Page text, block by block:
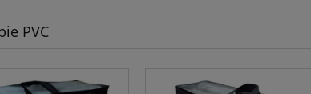
PVC